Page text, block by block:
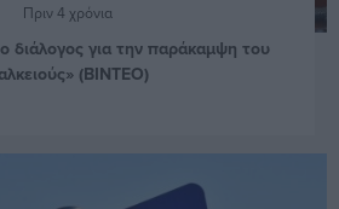
Πριν 4 χρόνια
ο διάλογος για την παράκαμψη του
(ΒΙΝΤΕΟ)